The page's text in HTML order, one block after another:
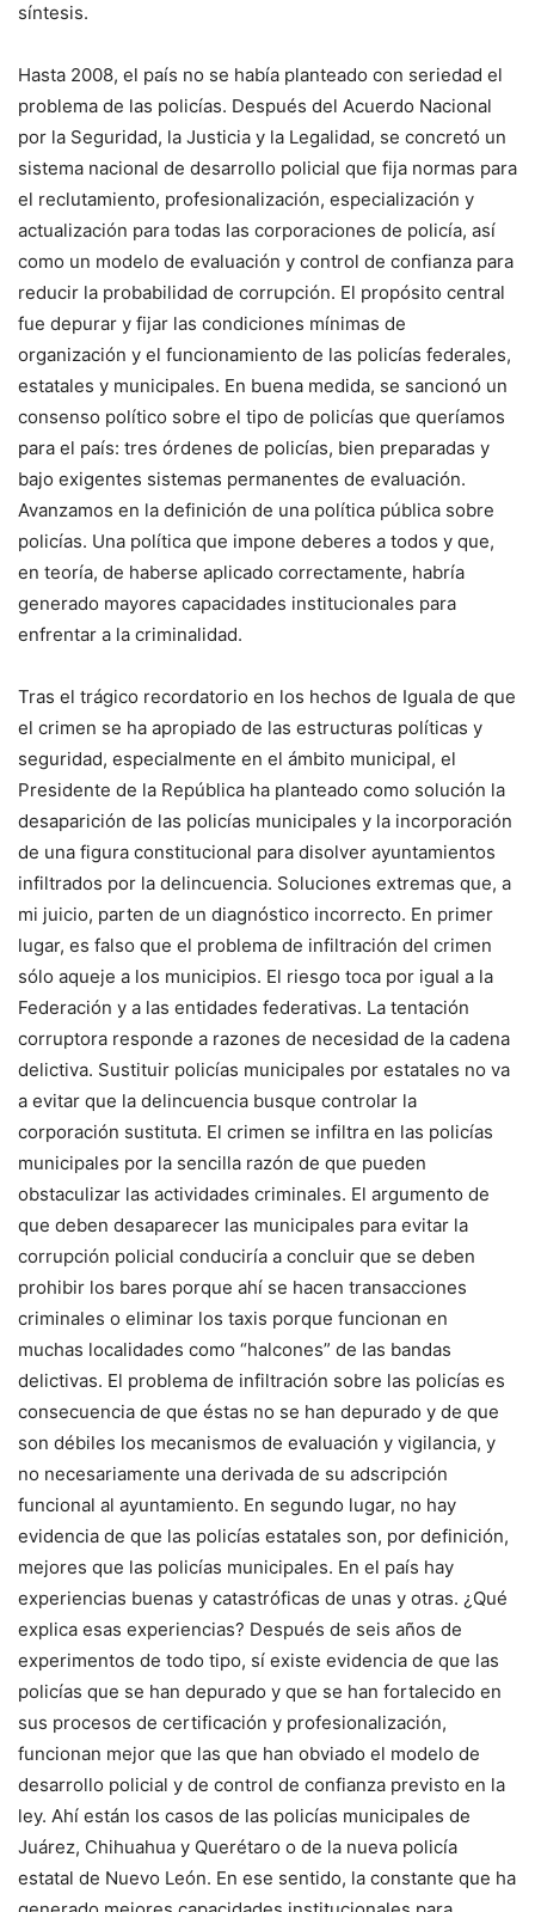
síntesis.
Hasta 2008, el país no se había planteado con seriedad el
problema de las policías. Después del Acuerdo Nacional
por la Seguridad, la Justicia y la Legalidad, se concretó un
sistema nacional de desarrollo policial que fija normas para
el reclutamiento, profesionalización, especialización y
actualización para todas las corporaciones de policía, así
como un modelo de evaluación y control de confianza para
reducir la probabilidad de corrupción. El propósito central
fue depurar y fijar las condiciones mínimas de
organización y el funcionamiento de las policías federales,
estatales y municipales. En buena medida, se sancionó un
consenso político sobre el tipo de policías que queríamos
para el país: tres órdenes de policías, bien preparadas y
bajo exigentes sistemas permanentes de evaluación.
Avanzamos en la definición de una política pública sobre
policías. Una política que impone deberes a todos y que,
en teoría, de haberse aplicado correctamente, habría
generado mayores capacidades institucionales para
enfrentar a la criminalidad.
Tras el trágico recordatorio en los hechos de Iguala de que
el crimen se ha apropiado de las estructuras políticas y
seguridad, especialmente en el ámbito municipal, el
Presidente de la República ha planteado como solución la
desaparición de las policías municipales y la incorporación
de una figura constitucional para disolver ayuntamientos
infiltrados por la delincuencia. Soluciones extremas que, a
mi juicio, parten de un diagnóstico incorrecto. En primer
lugar, es falso que el problema de infiltración del crimen
sólo aqueje a los municipios. El riesgo toca por igual a la
Federación y a las entidades federativas. La tentación
corruptora responde a razones de necesidad de la cadena
delictiva. Sustituir policías municipales por estatales no va
a evitar que la delincuencia busque controlar la
corporación sustituta. El crimen se infiltra en las policías
municipales por la sencilla razón de que pueden
obstaculizar las actividades criminales. El argumento de
que deben desaparecer las municipales para evitar la
corrupción policial conduciría a concluir que se deben
prohibir los bares porque ahí se hacen transacciones
criminales o eliminar los taxis porque funcionan en
muchas localidades como “halcones” de las bandas
delictivas. El problema de infiltración sobre las policías es
consecuencia de que éstas no se han depurado y de que
son débiles los mecanismos de evaluación y vigilancia, y
no necesariamente una derivada de su adscripción
funcional al ayuntamiento. En segundo lugar, no hay
evidencia de que las policías estatales son, por definición,
mejores que las policías municipales. En el país hay
experiencias buenas y catastróficas de unas y otras. ¿Qué
explica esas experiencias? Después de seis años de
experimentos de todo tipo, sí existe evidencia de que las
policías que se han depurado y que se han fortalecido en
sus procesos de certificación y profesionalización,
funcionan mejor que las que han obviado el modelo de
desarrollo policial y de control de confianza previsto en la
ley. Ahí están los casos de las policías municipales de
Juárez, Chihuahua y Querétaro o de la nueva policía
estatal de Nuevo León. En ese sentido, la constante que ha